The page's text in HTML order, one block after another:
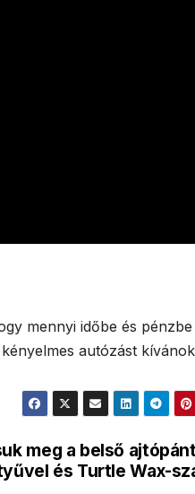
mennyi időbe és pénzbe
autózást
meg a belső
és Turtle Wax-